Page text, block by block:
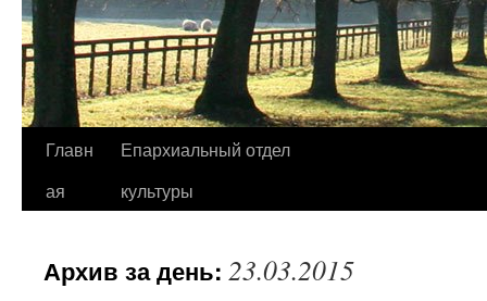
Перейти
Главн
ая
Епархиальный отдел
культуры
Архив за день: 23.03.2015